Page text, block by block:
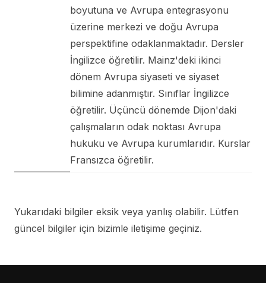
boyutuna ve Avrupa entegrasyonu
üzerine merkezi ve doğu Avrupa
perspektifine odaklanmaktadır. Dersler
İngilizce öğretilir. Mainz'deki ikinci
dönem Avrupa siyaseti ve siyaset
bilimine adanmıştır. Sınıflar İngilizce
öğretilir. Üçüncü dönemde Dijon'daki
çalışmaların odak noktası Avrupa
hukuku ve Avrupa kurumlarıdır. Kurslar
Fransızca öğretilir.
Yukarıdaki bilgiler eksik veya yanlış olabilir. Lütfen
güncel bilgiler için bizimle iletişime geçiniz.